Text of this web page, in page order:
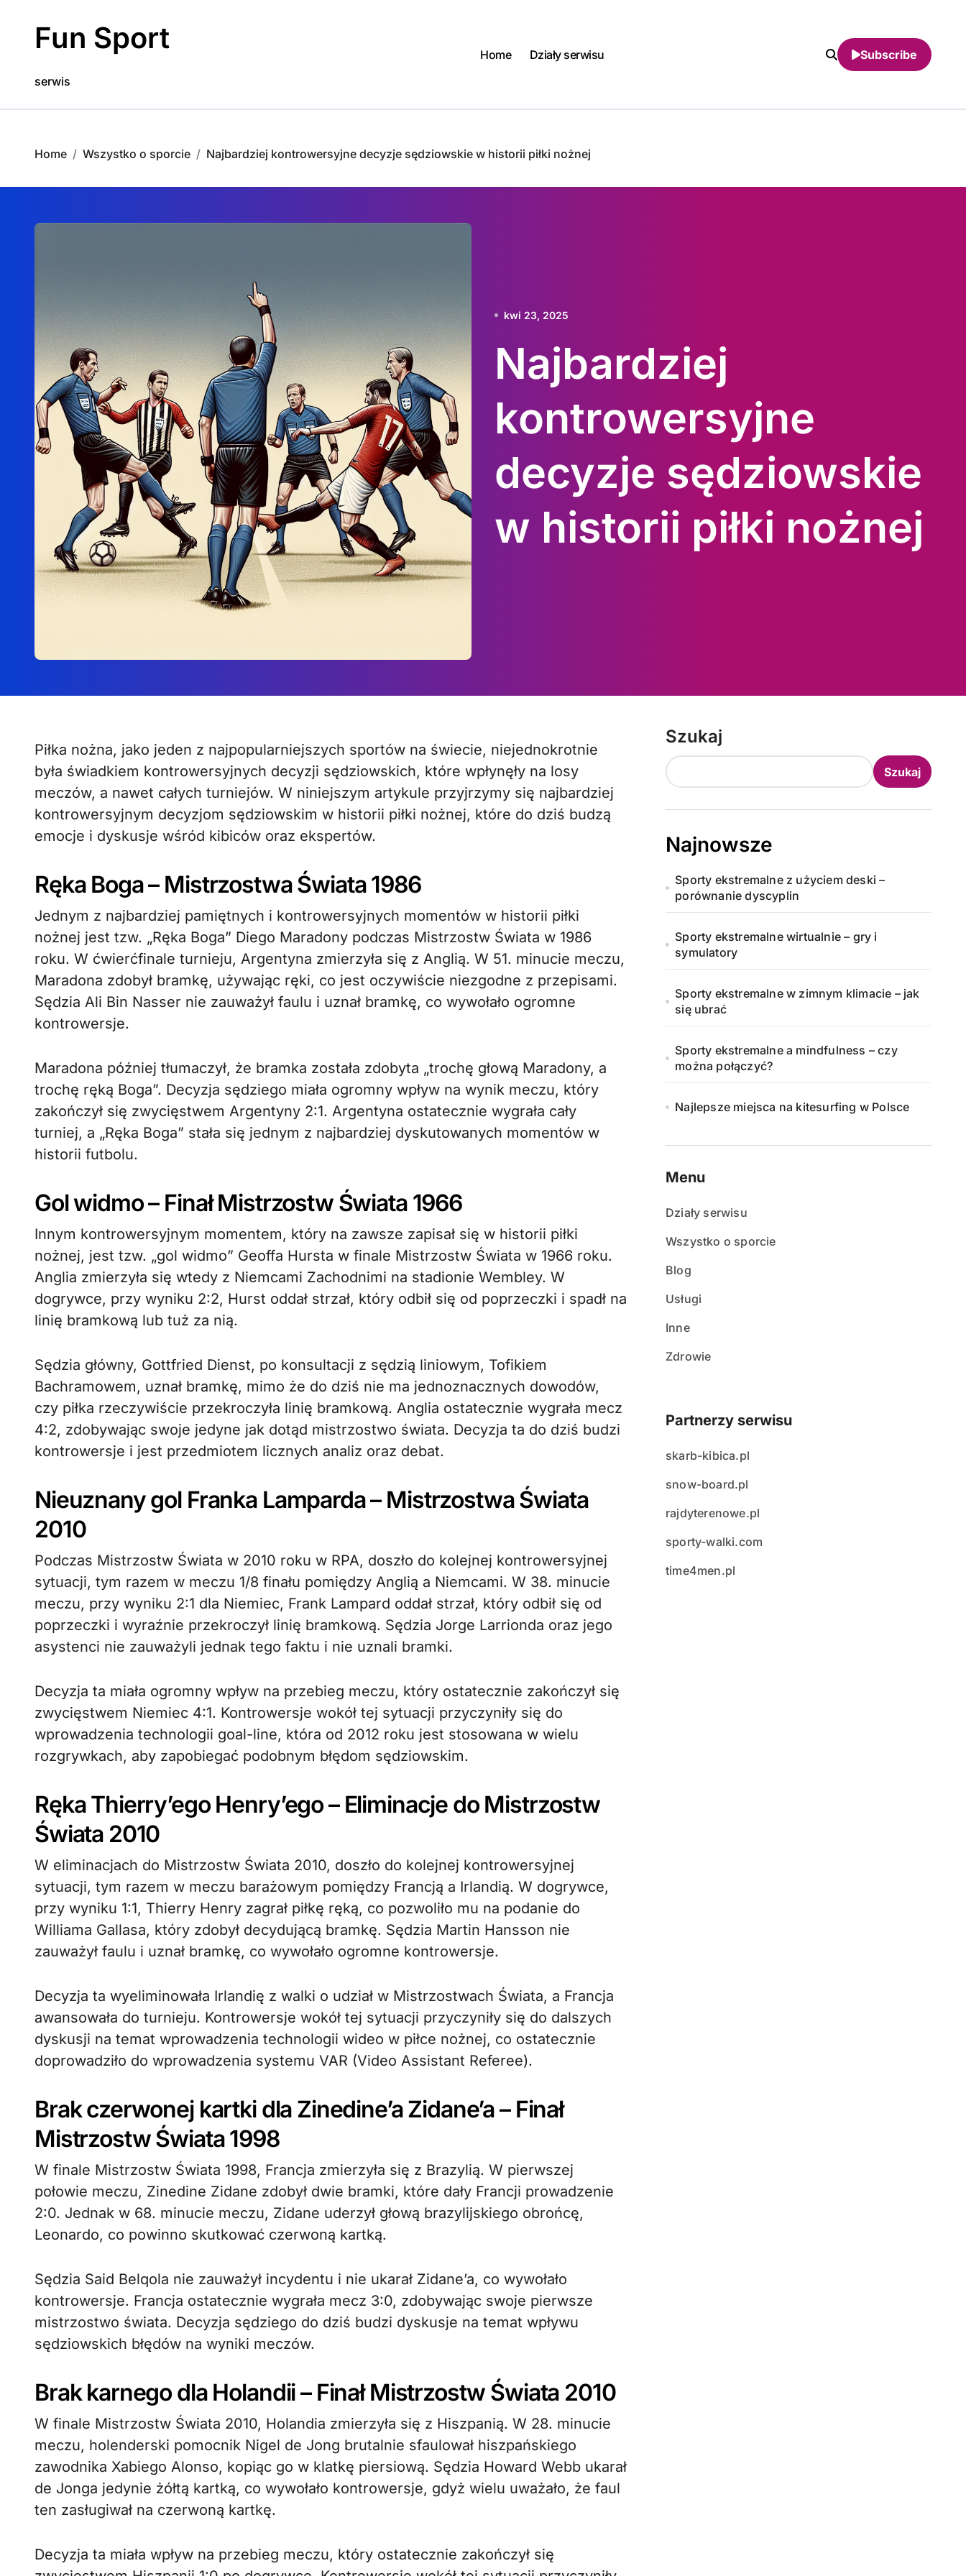
contentFun Sport
serwis
Home Działy serwisu Subscribe
Home Wszystko o sporcie Najbardziej kontrowersyjne decyzje sędziowskie w historii piłki nożnej
kwi 23, 2025
Najbardziej
kontrowersyjne
decyzje sędziowskie
w historii piłki nożnej
Piłka nożna, jako jeden z najpopularniejszych sportów na świecie, niejednokrotnie
była świadkiem kontrowersyjnych decyzji sędziowskich, które wpłynęły na losy
meczów, a nawet całych turniejów. W niniejszym artykule przyjrzymy się najbardziej
kontrowersyjnym decyzjom sędziowskim w historii piłki nożnej, które do dziś budzą
emocje i dyskusje wśród kibiców oraz ekspertów.
Ręka Boga – Mistrzostwa Świata 1986
Jednym z najbardziej pamiętnych i kontrowersyjnych momentów w historii piłki
nożnej jest tzw. „Ręka Boga” Diego Maradony podczas Mistrzostw Świata w 1986
roku. W ćwierćfinale turnieju, Argentyna zmierzyła się z Anglią. W 51. minucie meczu,
Maradona zdobył bramkę, używając ręki, co jest oczywiście niezgodne z przepisami.
Sędzia Ali Bin Nasser nie zauważył faulu i uznał bramkę, co wywołało ogromne
kontrowersje.
Maradona później tłumaczył, że bramka została zdobyta „trochę głową Maradony, a
trochę ręką Boga”. Decyzja sędziego miała ogromny wpływ na wynik meczu, który
zakończył się zwycięstwem Argentyny 2:1. Argentyna ostatecznie wygrała cały
turniej, a „Ręka Boga” stała się jednym z najbardziej dyskutowanych momentów w
historii futbolu.
Gol widmo – Finał Mistrzostw Świata 1966
Innym kontrowersyjnym momentem, który na zawsze zapisał się w historii piłki
nożnej, jest tzw. „gol widmo” Geoffa Hursta w finale Mistrzostw Świata w 1966 roku.
Anglia zmierzyła się wtedy z Niemcami Zachodnimi na stadionie Wembley. W
dogrywce, przy wyniku 2:2, Hurst oddał strzał, który odbił się od poprzeczki i spadł na
linię bramkową lub tuż za nią.
Sędzia główny, Gottfried Dienst, po konsultacji z sędzią liniowym, Tofikiem
Bachramowem, uznał bramkę, mimo że do dziś nie ma jednoznacznych dowodów,
czy piłka rzeczywiście przekroczyła linię bramkową. Anglia ostatecznie wygrała mecz
4:2, zdobywając swoje jedyne jak dotąd mistrzostwo świata. Decyzja ta do dziś budzi
kontrowersje i jest przedmiotem licznych analiz oraz debat.
Nieuznany gol Franka Lamparda – Mistrzostwa Świata
2010
Podczas Mistrzostw Świata w 2010 roku w RPA, doszło do kolejnej kontrowersyjnej
sytuacji, tym razem w meczu 1/8 finału pomiędzy Anglią a Niemcami. W 38. minucie
meczu, przy wyniku 2:1 dla Niemiec, Frank Lampard oddał strzał, który odbił się od
poprzeczki i wyraźnie przekroczył linię bramkową. Sędzia Jorge Larrionda oraz jego
asystenci nie zauważyli jednak tego faktu i nie uznali bramki.
Decyzja ta miała ogromny wpływ na przebieg meczu, który ostatecznie zakończył się
zwycięstwem Niemiec 4:1. Kontrowersje wokół tej sytuacji przyczyniły się do
wprowadzenia technologii goal-line, która od 2012 roku jest stosowana w wielu
rozgrywkach, aby zapobiegać podobnym błędom sędziowskim.
Ręka Thierry’ego Henry’ego – Eliminacje do Mistrzostw
Świata 2010
W eliminacjach do Mistrzostw Świata 2010, doszło do kolejnej kontrowersyjnej
sytuacji, tym razem w meczu barażowym pomiędzy Francją a Irlandią. W dogrywce,
przy wyniku 1:1, Thierry Henry zagrał piłkę ręką, co pozwoliło mu na podanie do
Williama Gallasa, który zdobył decydującą bramkę. Sędzia Martin Hansson nie
zauważył faulu i uznał bramkę, co wywołało ogromne kontrowersje.
Decyzja ta wyeliminowała Irlandię z walki o udział w Mistrzostwach Świata, a Francja
awansowała do turnieju. Kontrowersje wokół tej sytuacji przyczyniły się do dalszych
dyskusji na temat wprowadzenia technologii wideo w piłce nożnej, co ostatecznie
doprowadziło do wprowadzenia systemu VAR (Video Assistant Referee).
Brak czerwonej kartki dla Zinedine’a Zidane’a – Finał
Mistrzostw Świata 1998
W finale Mistrzostw Świata 1998, Francja zmierzyła się z Brazylią. W pierwszej
połowie meczu, Zinedine Zidane zdobył dwie bramki, które dały Francji prowadzenie
2:0. Jednak w 68. minucie meczu, Zidane uderzył głową brazylijskiego obrońcę,
Leonardo, co powinno skutkować czerwoną kartką.
Sędzia Said Belqola nie zauważył incydentu i nie ukarał Zidane’a, co wywołało
kontrowersje. Francja ostatecznie wygrała mecz 3:0, zdobywając swoje pierwsze
mistrzostwo świata. Decyzja sędziego do dziś budzi dyskusje na temat wpływu
sędziowskich błędów na wyniki meczów.
Brak karnego dla Holandii – Finał Mistrzostw Świata 2010
W finale Mistrzostw Świata 2010, Holandia zmierzyła się z Hiszpanią. W 28. minucie
meczu, holenderski pomocnik Nigel de Jong brutalnie sfaulował hiszpańskiego
zawodnika Xabiego Alonso, kopiąc go w klatkę piersiową. Sędzia Howard Webb ukarał
de Jonga jedynie żółtą kartką, co wywołało kontrowersje, gdyż wielu uważało, że faul
ten zasługiwał na czerwoną kartkę.
Decyzja ta miała wpływ na przebieg meczu, który ostatecznie zakończył się
Szukaj
Szukaj
Najnowsze
Sporty ekstremalne z użyciem deski –
porównanie dyscyplin
Sporty ekstremalne wirtualnie – gry i
symulatory
Sporty ekstremalne w zimnym klimacie – jak
się ubrać
Sporty ekstremalne a mindfulness – czy
można połączyć?
Najlepsze miejsca na kitesurfing w Polsce
Menu
Działy serwisu
Wszystko o sporcie
Blog
Usługi
Inne
Zdrowie
Partnerzy serwisu
skarb-kibica.pl
snow-board.pl
rajdyterenowe.pl
sporty-walki.com
time4men.pl